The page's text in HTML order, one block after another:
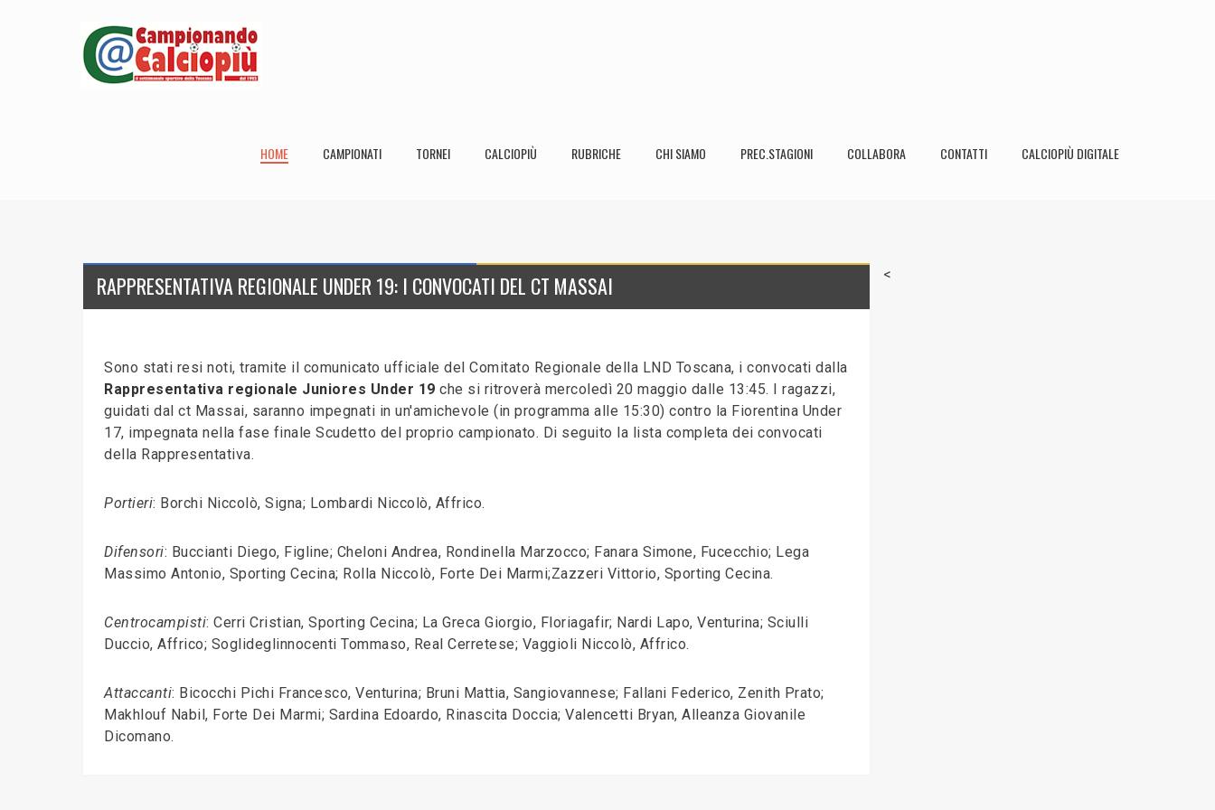
HOME CAMPIONATI TORNEI CALCIOPIÙ RUBRICHE CHI SIAMO PREC.STAGIONI COLLABORA CONTATTI CALCIOPIÙ DIGITALE
RAPPRESENTATIVA REGIONALE UNDER 19: I CONVOCATI DEL CT MASSAI
Sono stati resi noti, tramite il comunicato ufficiale del Comitato Regionale della LND Toscana, i convocati dalla
Rappresentativa regionale Juniores Under 19 che si ritroverà mercoledì 20 maggio dalle 13:45. I ragazzi,
guidati dal ct Massai, saranno impegnati in un'amichevole (in programma alle 15:30) contro la Fiorentina Under
17, impegnata nella fase finale Scudetto del proprio campionato. Di seguito la lista completa dei convocati
della Rappresentativa.
Portieri: Borchi Niccolò, Signa; Lombardi Niccolò, Affrico.
Difensori: Buccianti Diego, Figline; Cheloni Andrea, Rondinella Marzocco; Fanara Simone, Fucecchio; Lega
Massimo Antonio, Sporting Cecina; Rolla Niccolò, Forte Dei Marmi;Zazzeri Vittorio, Sporting Cecina.
Centrocampisti: Cerri Cristian, Sporting Cecina; La Greca Giorgio, Floriagafir; Nardi Lapo, Venturina; Sciulli
Duccio, Affrico; Soglideglinnocenti Tommaso, Real Cerretese; Vaggioli Niccolò, Affrico.
Attaccanti: Bicocchi Pichi Francesco, Venturina; Bruni Mattia, Sangiovannese; Fallani Federico, Zenith Prato;
Makhlouf Nabil, Forte Dei Marmi; Sardina Edoardo, Rinascita Doccia; Valencetti Bryan, Alleanza Giovanile
Dicomano.
<